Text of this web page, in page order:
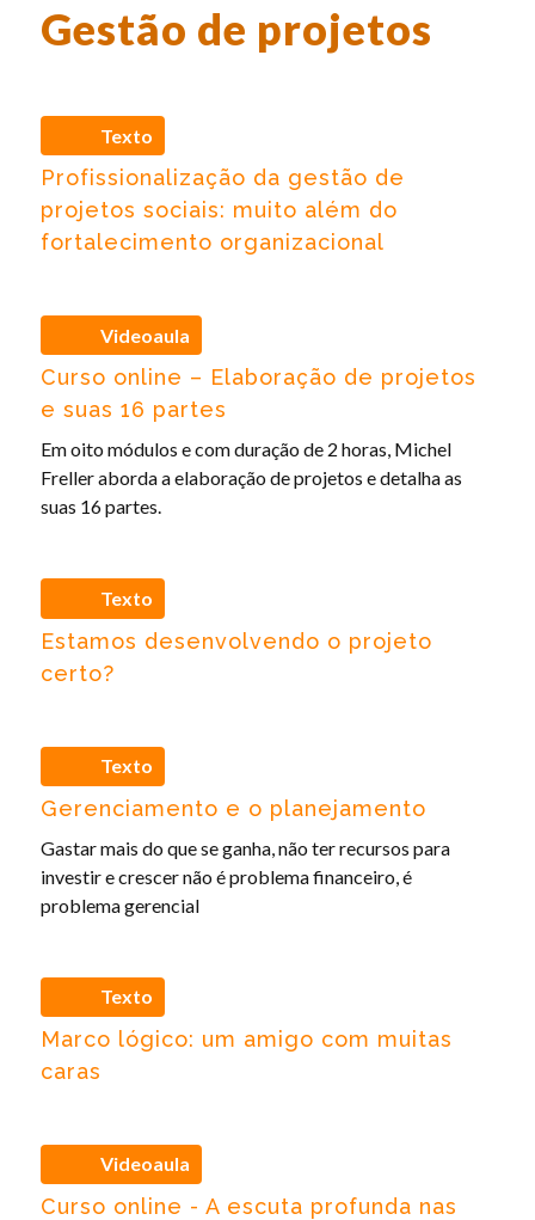
Gestão de projetos
Texto
Profissionalização da gestão de
projetos sociais: muito além do
fortalecimento organizacional
Videoaula
Curso online – Elaboração de projetos
e suas 16 partes
Em oito módulos e com duração de 2 horas, Michel
Freller aborda a elaboração de projetos e detalha as
suas 16 partes.
Texto
Estamos desenvolvendo o projeto
certo?
Texto
Gerenciamento e o planejamento
Gastar mais do que se ganha, não ter recursos para
investir e crescer não é problema financeiro, é
problema gerencial
Texto
Marco lógico: um amigo com muitas
caras
Videoaula
Curso online - A escuta profunda nas